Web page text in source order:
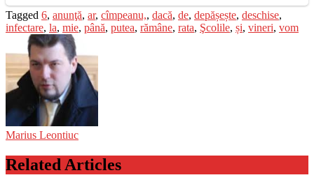
Tagged 6, anunţă, ar, cîmpeanu,, dacă, de, depășește, deschise,
infectare, la, mie, până, putea, rămâne, rata, Şcolile, și, vineri, vom
Marius Leontiuc
Related Articles